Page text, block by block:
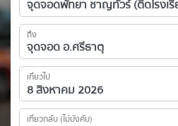
ถึง
เที่ยวไป
เที่ยวกลับ (ไม่บังคับ)